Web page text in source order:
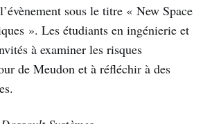
sous le titre « New Space
». Les étudiants en ingénierie et
à examiner les risques
de Meudon et à réfléchir à des